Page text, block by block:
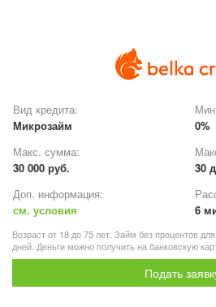
Вид кредита:
Микрозайм
0%
Макс. сумма:
30 000 руб.
30
Доп. информация:
см. условия
6
Возраст от 18 до 75 лет. Займ без процентов
дней. Деньги можно получить на банковскую
Подать